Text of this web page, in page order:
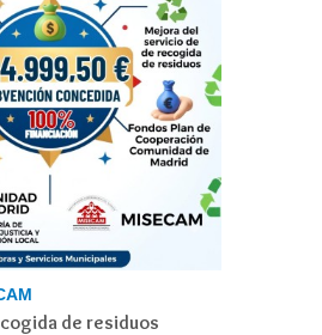
de residuos